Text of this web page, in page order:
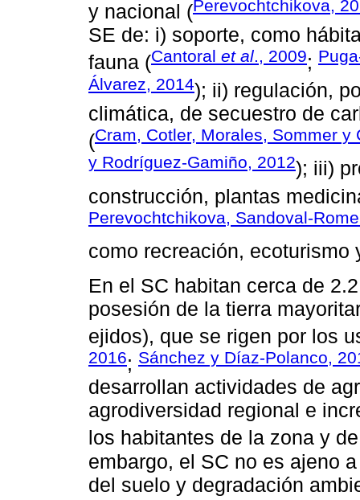
y nacional (Perevochtchikova,
SE de: i) soporte, como
fauna (Cantoral et al., 2009;
Álvarez, 2014); ii) regulación,
climática, de secuestro de
(Cram, Cotler, Morales, Sommer y
y Rodríguez-Gamiño, 2012); iii)
construcción, plantas
Perevochtchikova, Sandoval-
como recreación, ecoturismo
En el SC habitan cerca de
posesión de la tierra
ejidos), que se rigen por los
2016; Sánchez y Díaz-Polanco,
desarrollan actividades de
agrodiversidad regional e
los habitantes de la zona y
embargo, el SC no es ajeno
del suelo y degradación